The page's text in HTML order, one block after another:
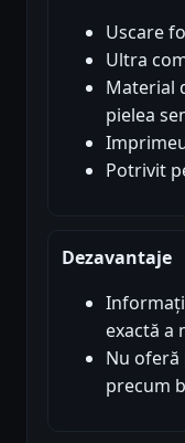
Uscare
Ultra
Material
pielea
Potrivit
Dezavantaje
exactă a
Nu oferă
precum